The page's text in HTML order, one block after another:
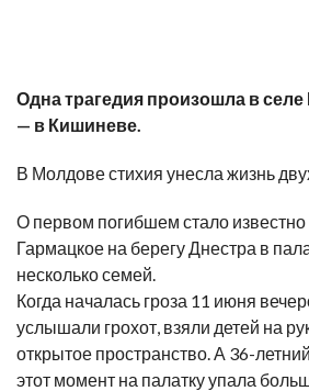
Одна трагедия произошла в селе
— в Кишиневе.
В Молдове стихия унесла жизнь
О первом погибшем стало известно
Гармацкое на берегу Днестра в
несколько семей.
Когда началась гроза 11 июня
услышали грохот, взяли детей на
открытое пространство. А 36-
этот момент на палатку упала